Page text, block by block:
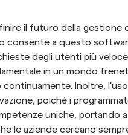
il futuro della gestione
consente a questo
degli utenti più
in un mondo
poiché i
uniche, portando a
le aziende cercano